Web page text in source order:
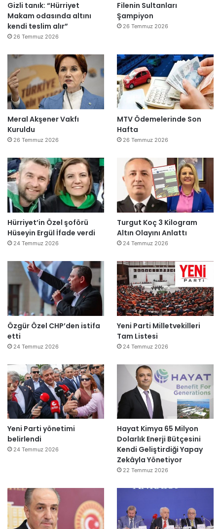
Gizli tanık: “Hürriyet
Makam odasında altını
kendi teslim alır”
26 Temmuz 2026
Filenin Sultanları
Şampiyon
26 Temmuz 2026
Meral Akşener Vakfı
Kuruldu
26 Temmuz 2026
MTV Ödemelerinde Son
Hafta
26 Temmuz 2026
Hürriyet’in Özel şoförü
Hüseyin Ergül İfade verdi
24 Temmuz 2026
Turgut Koç 3 Kilogram
Altın Olayını Anlattı
24 Temmuz 2026
Özgür Özel CHP’den istifa
etti
24 Temmuz 2026
Yeni Parti Milletvekilleri
Tam Listesi
24 Temmuz 2026
Yeni Parti yönetimi
belirlendi
24 Temmuz 2026
Hayat Kimya 65 Milyon
Dolarlık Enerji Bütçesini
Kendi Geliştirdiği Yapay
Zekâyla Yönetiyor
22 Temmuz 2026